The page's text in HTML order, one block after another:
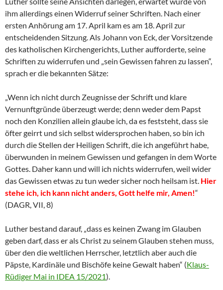
ihm allerdings einen Widerruf seiner Schriften. Nach einer
ersten Anhörung am 17. April kam es am 18. April zur
entscheidenden Sitzung. Als Johann von Eck, der Vorsitzende
des katholischen Kirchengerichts, Luther aufforderte, seine
Schriften zu widerrufen und „sein Gewissen fahren zu lassen“,
sprach er die bekannten Sätze:
„Wenn ich nicht durch Zeugnisse der Schrift und klare
Vernunftgründe überzeugt werde; denn weder dem Papst
noch den Konzilien allein glaube ich, da es feststeht, dass sie
öfter geirrt und sich selbst widersprochen haben, so bin ich
durch die Stellen der Heiligen Schrift, die ich angeführt habe,
überwunden in meinem Gewissen und gefangen in dem Worte
Gottes. Daher kann und will ich nichts widerrufen, weil wider
das Gewissen etwas zu tun weder sicher noch heilsam ist. Hier
stehe ich, ich kann nicht anders, Gott helfe mir, Amen!“
(DAGR, VII, 8)
Luther bestand darauf, „dass es keinen Zwang im Glauben
geben darf, dass er als Christ zu seinem Glauben stehen muss,
über den die weltlichen Herrscher, letztlich aber auch die
Päpste, Kardinäle und Bischöfe keine Gewalt haben“ (Klaus-
Rüdiger Mai in IDEA 15/2021).